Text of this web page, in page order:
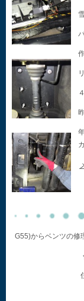
G55)からベンツの修